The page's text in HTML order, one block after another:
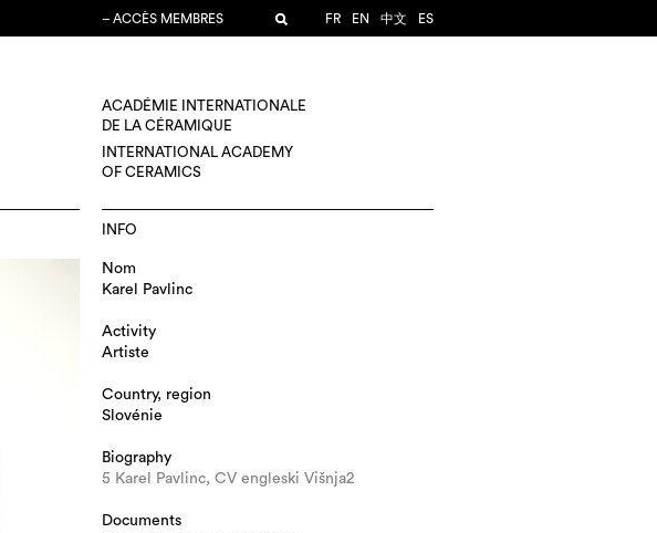
– ACCÈS MEMBRES FR EN 中文 ES
ACADÉMIE INTERNATIONALE
DE LA CÉRAMIQUE
INTERNATIONAL ACADEMY
OF CERAMICS
INFO
Nom
Karel Pavlinc
Activity
Artiste
Country, region
Slovénie
Biography
5 Karel Pavlinc, CV engleski Višnja2
Documents